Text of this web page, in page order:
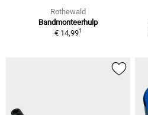
Rothewald
Bandmonteerhulp
€ 14,991